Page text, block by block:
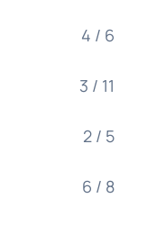
4 / 6
3 / 11
2 / 5
6 / 8